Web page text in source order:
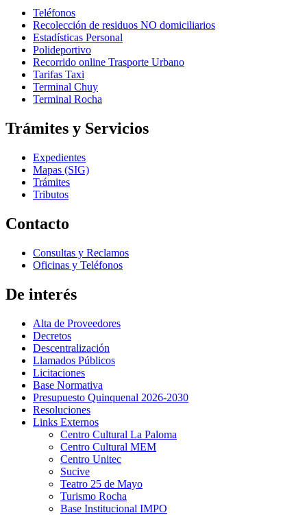
Teléfonos
Recolección de residuos NO domiciliarios
Estadísticas Personal
Polideportivo
Recorrido online Trasporte Urbano
Tarifas Taxi
Terminal Chuy
Terminal Rocha
Trámites y Servicios
Expedientes
Mapas (SIG)
Trámites
Tributos
Contacto
Consultas y Reclamos
Oficinas y Teléfonos
De interés
Alta de Proveedores
Decretos
Descentralización
Llamados Públicos
Licitaciones
Base Normativa
Presupuesto Quinquenal 2026-2030
Resoluciones
Links Externos
Centro Cultural La Paloma
Centro Cultural MEM
Centro Unitec
Sucive
Teatro 25 de Mayo
Turismo Rocha
Base Institucional IMPO